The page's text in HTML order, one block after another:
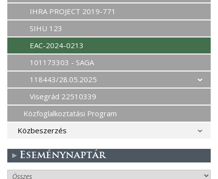
IHRA PROJECT 2019-771
SIHU 123
EAC-2024-0213
101173303 - SAGA
118443/28.05.2025
Visegrád 22510339
Közfoglalkoztatási Program
Közbeszerzés
Eseménynaptár